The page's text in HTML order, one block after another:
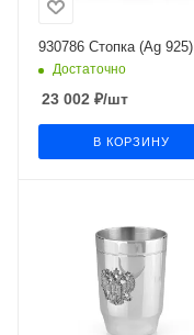
930786 Стопка (Ag 925)
Достаточно
23 002 ₽/шт
В КОРЗИНУ